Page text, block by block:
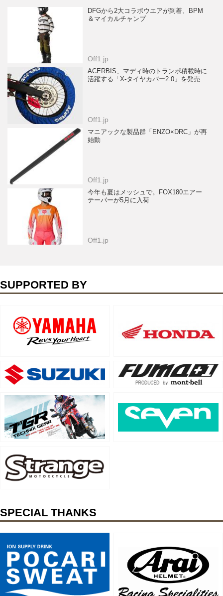
DFGから2大コラボウエアが到着、BPM
＆マイカルチャンプ
Off1.jp
ACERBIS、マディ時のトランポ積載時に
活躍する「X-タイヤカバー2.0」を発売
Off1.jp
マニアックな製品群「ENZO×DRC」が再
始動
Off1.jp
今年も夏はメッシュで。FOX180エアー
テーパーが5月に入荷
Off1.jp
SUPPORTED BY
SPECIAL THANKS